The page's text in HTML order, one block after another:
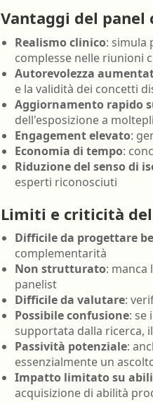
Vantaggi del
Realismo clinico: simula
complesse nelle riunioni
Autorevolezza
e la validità dei concetti
Aggiornamento rapido
dell'esposizione a
Engagement elevato:
Economia di tempo:
Riduzione del senso di
esperti riconosciuti
Limiti e criticità
Difficile da progettare
complementarità
Non strutturato: manca
panelist
Difficile da valutare:
Possibile confusione: se
supportata dalla ricerca,
Passività potenziale:
essenzialmente un
Impatto limitato su
acquisizione di abilità